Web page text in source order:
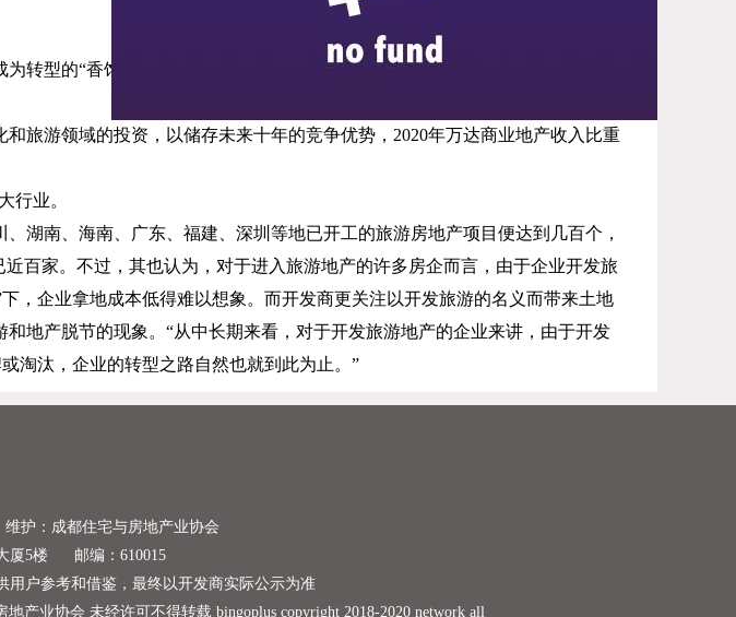
转型的“香饽饽”。多位专家认为，旅游地产前景广阔，而目前大批房地产商涌
旅游领域的投资，以储存未来十年的竞争优势， 2020年万达商业地产收入比重
行业。
湖南、海南、广东、福建、深圳等地已开工的旅游房地产项目便达到几百个，
百家。不过，其也认为，对于进入旅游地产的许多房企而言，由于企业开发旅
，企业拿地成本低得难以想象。而开发商更关注以开发旅游的名义而带来土地
地产脱节的现象。“从中长期来看，对于开发旅游地产的企业来讲，由于开发
淘汰，企业的转型之路自然也就到此为止。”
维护：成都住宅与房地产业协会
厦5楼
邮编：610015
用户参考和借鉴，最终以开发商实际公示为准
产业协会 未经许可不得转载 bingoplus copyright 2018-2020 network all